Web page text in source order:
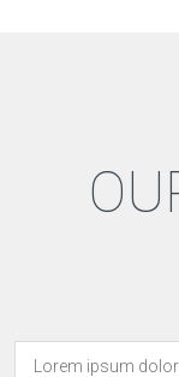
Lorem ipsum